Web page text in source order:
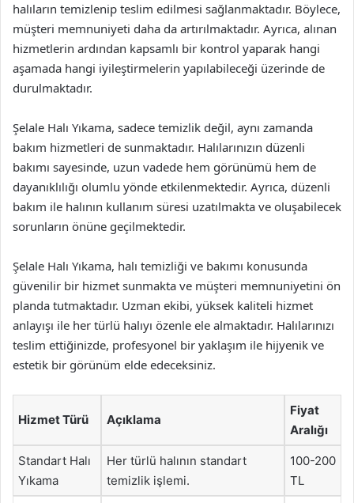
halıların temizlenip teslim edilmesi sağlanmaktadır. Böylece,
müşteri memnuniyeti daha da artırılmaktadır. Ayrıca, alınan
hizmetlerin ardından kapsamlı bir kontrol yaparak hangi
aşamada hangi iyileştirmelerin yapılabileceği üzerinde de
durulmaktadır.
Şelale Halı Yıkama, sadece temizlik değil, aynı zamanda
bakım hizmetleri de sunmaktadır. Halılarınızın düzenli
bakımı sayesinde, uzun vadede hem görünümü hem de
dayanıklılığı olumlu yönde etkilenmektedir. Ayrıca, düzenli
bakım ile halının kullanım süresi uzatılmakta ve oluşabilecek
sorunların önüne geçilmektedir.
Şelale Halı Yıkama, halı temizliği ve bakımı konusunda
güvenilir bir hizmet sunmakta ve müşteri memnuniyetini ön
planda tutmaktadır. Uzman ekibi, yüksek kaliteli hizmet
anlayışı ile her türlü halıyı özenle ele almaktadır. Halılarınızı
teslim ettiğinizde, profesyonel bir yaklaşım ile hijyenik ve
estetik bir görünüm elde edeceksiniz.
Hizmet Türü Açıklama
Fiyat
Aralığı
Standart Halı
Yıkama
Her türlü halının standart
temizlik işlemi.
100-200
TL